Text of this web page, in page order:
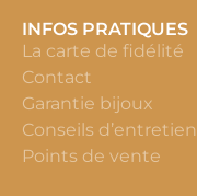
INFOS PRATIQUES
La carte de fidélité
Contact
Garantie bijoux
Conseils d’entretien
Points de vente